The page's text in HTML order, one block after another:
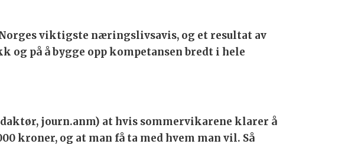
viktigste næringslivsavis, og et resultat av
på å bygge opp kompetansen bredt i hele
journ.anm) at hvis sommervikarene klarer å
kroner, og at man få ta med hvem man vil. Så